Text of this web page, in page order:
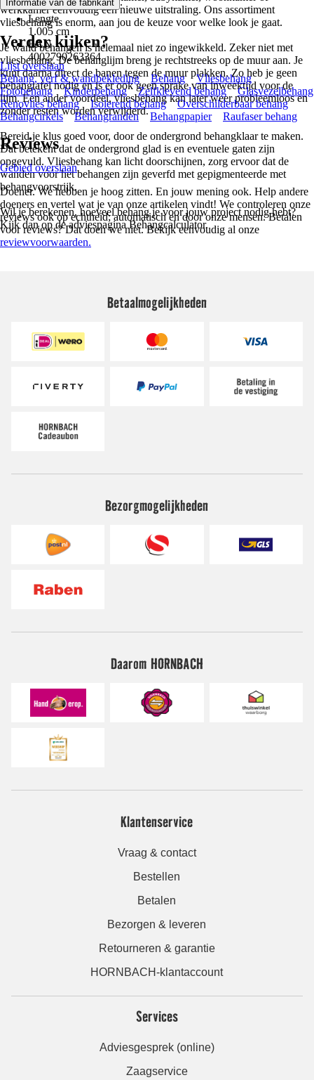
10523-02
Lengte
1.005 cm
EAN
4002790263364
werkkamer eenvoudig een nieuwe uitstraling. Ons assortiment
vliesbehang is enorm, aan jou de keuze voor welke look je gaat.
Je wand behangen is helemaal niet zo ingewikkeld. Zeker niet met
vliesbehang. De behanglijm breng je rechtstreeks op de muur aan. Je
kunt daarna direct de banen tegen de muur plakken. Zo heb je geen
behangtafel nodig en is er ook geen sprake van inweektijd voor de
lijm. Een ander voordeel, vliesbehang kan later weer probleemloos en
zonder resten worden verwijderd.
Bereid je klus goed voor, door de ondergrond behangklaar te maken.
Dat betekent dat de ondergrond glad is en eventuele gaten zijn
opgevuld. Vliesbehang kan licht doorschijnen, zorg ervoor dat de
wanden vóór het behangen zijn geverfd met gepigmenteerde met
behangvoorstrijk.
Wil je berekenen, hoeveel behang je voor jouw project nodig hebt?
Kijk dan op de adviespagina Behangcalculator.
Informatie van de fabrikant
Verder kijken?
Lijst overslaan
Behang, verf & wandbekleding
Behang
Vliesbehang
Fotobehang
Kinderbehang Zelfklevend behang
Glasvezelbehang
Renovlies behang
Isolerend behang
Overschilderbaar behang
Behangcirkels
Behangranden Behangpapier Raufaser behang
Reviews
Gebied overslaan
Doener. We hebben je hoog zitten. En jouw mening ook. Help andere
doeners en vertel wat je van onze artikelen vindt! We controleren onze
reviews ook op echtheid; automatisch en door onze mensen. Betalen
voor reviews? Dat doen we niet. Bekijk eenvoudig al onze
reviewvoorwaarden.
Betaalmogelijkheden
Bezorgmogelijkheden
Daarom HORNBACH
Klantenservice
Vraag & contact
Bestellen
Betalen
Bezorgen & leveren
Retourneren & garantie
HORNBACH-klantaccount
Services
Adviesgesprek (online)
Zaagservice